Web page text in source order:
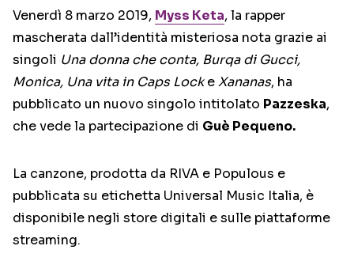
Venerdì 8 marzo 2019, Myss Keta, la rapper
mascherata dall’identità misteriosa nota grazie ai
singoli Una donna che conta, Burqa di Gucci,
Monica, Una vita in Caps LockeXananas, ha
pubblicato un nuovo singolo intitolato Pazzeska,
che vede la partecipazione di Guè Pequeno.
La canzone, prodotta da RIVA e Populous e
pubblicata su etichetta Universal Music Italia, è
disponibile negli store digitali e sulle piattaforme
streaming.